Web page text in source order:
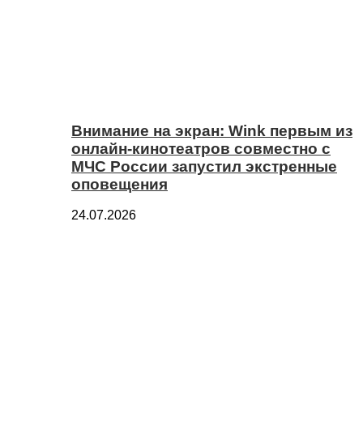
Внимание на экран: Wink первым из
онлайн-кинотеатров совместно с
МЧС России запустил экстренные
оповещения
24.07.2026